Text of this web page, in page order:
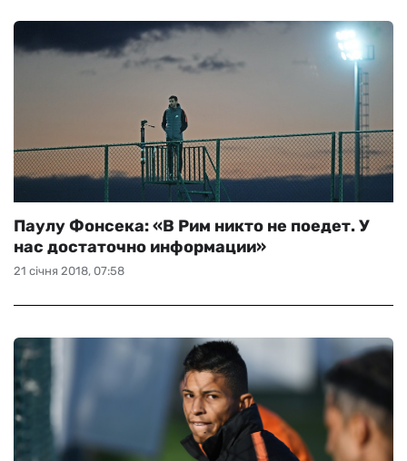
21 січня 2018, 07:58
Паулу Фонсека: «В Рим никто не поедет. У
нас достаточно информации»